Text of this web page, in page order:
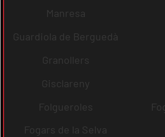
Manresa
Guardiola de Berguedà
Granollers
Gisclareny
Folgueroles
Fogars de la Selva